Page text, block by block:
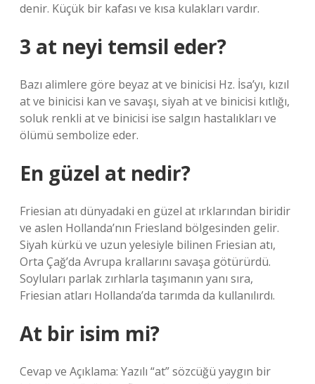
denir. Küçük bir kafası ve kısa kulakları vardır.
3 at neyi temsil eder?
Bazı alimlere göre beyaz at ve binicisi Hz. İsa’yı, kızıl
at ve binicisi kan ve savaşı, siyah at ve binicisi kıtlığı,
soluk renkli at ve binicisi ise salgın hastalıkları ve
ölümü sembolize eder.
En güzel at nedir?
Friesian atı dünyadaki en güzel at ırklarından biridir
ve aslen Hollanda’nın Friesland bölgesinden gelir.
Siyah kürkü ve uzun yelesiyle bilinen Friesian atı,
Orta Çağ’da Avrupa krallarını savaşa götürürdü.
Soyluları parlak zırhlarla taşımanın yanı sıra,
Friesian atları Hollanda’da tarımda da kullanılırdı.
At bir isim mi?
Cevap ve Açıklama: Yazılı “at” sözcüğü yaygın bir